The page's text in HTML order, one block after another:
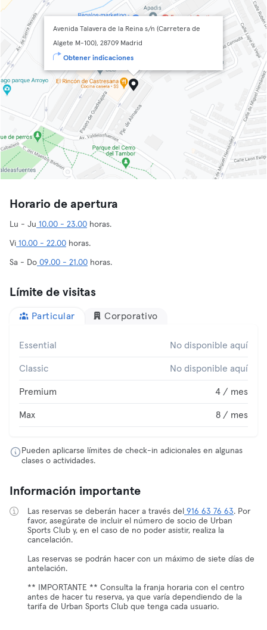
Avenida Talavera de la Reina s/n (Carretera de
Algete M-100), 28709 Madrid
Obtener indicaciones
Horario de apertura
Lu - Ju 10.00 - 23.00 horas.
Vi 10.00 - 22.00 horas.
Sa - Do 09.00 - 21.00 horas.
Límite de visitas
Particular Corporativo
Essential No disponible aquí
Classic No disponible aquí
Premium 4 / mes
Max 8 / mes
Pueden aplicarse límites de check-in adicionales en algunas
clases o actividades.
Información importante
Las reservas se deberán hacer a través del 916 63 76 63. Por
favor, asegúrate de incluir el número de socio de Urban
Sports Club y, en el caso de no poder asistir, realiza la
cancelación.
Las reservas se podrán hacer con un máximo de siete días de
antelación.
** IMPORTANTE ** Consulta la franja horaria con el centro
antes de hacer tu reserva, ya que varía dependiendo de la
tarifa de Urban Sports Club que tenga cada usuario.